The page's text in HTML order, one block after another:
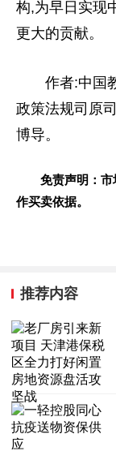
构,为早日实现
更大的贡献。
作者:中国
政策法规司原
博导。
免责声明：
作买卖依据。
推荐内容